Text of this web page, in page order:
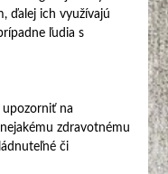
ďalej ich využívajú
ľudia s
upozorniť na
zdravotnému
či